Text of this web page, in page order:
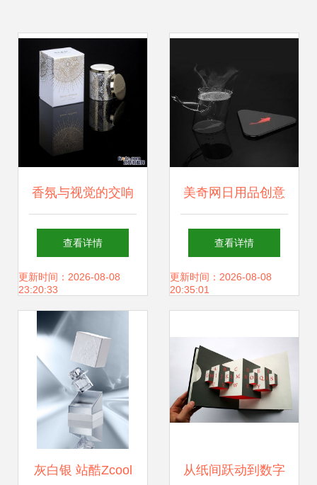
香氛与视觉的交响
大气创意香薰蜡烛
的包装与网站设计
查看详情
更新时间：2026-08-08
23:20:33
美奇网日用品创意
设计68 金鱼杯1杯
1垫，网站建设中
查看详情
更新时间：2026-08-08
20:35:01
灰白银 站酷Zcool 从纸间跃动到数字